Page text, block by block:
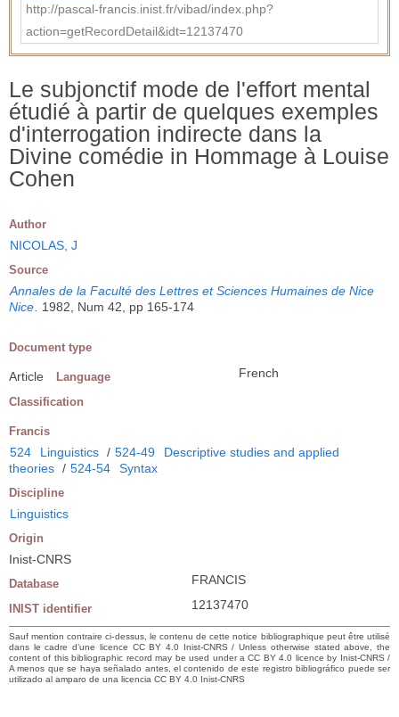
http://pascal-francis.inist.fr/vibad/index.php?
action=getRecordDetail&idt=12137470
Le subjonctif mode de l'effort mental
étudié à partir de quelques exemples
d'interrogation indirecte dans la
Divine comédie in Hommage à Louise
Cohen
Author
NICOLAS, J
Source
Annales de la Faculté des Lettres et Sciences Humaines de Nice
Nice
1982, Num 42, pp 165-174
Document type
Article Language French
Classification
Francis
524 Linguistics / 524-49
Descriptive studies and applied
theories / 524-54 Syntax
Discipline
Linguistics
Origin
Inist-CNRS
Database FRANCIS
INIST identifier 12137470
Sauf mention contraire ci-dessus, le contenu de cette notice bibliographique peut être utilisé
dans le cadre d’une licence CC BY 4.0 Inist-CNRS / Unless otherwise stated above, the
content of this bibliographic record may be used under a CC BY 4.0 licence by Inist-CNRS /
A menos que se haya señalado antes, el contenido de este registro bibliográfico puede ser
utilizado al amparo de una licencia CC BY 4.0 Inist-CNRS